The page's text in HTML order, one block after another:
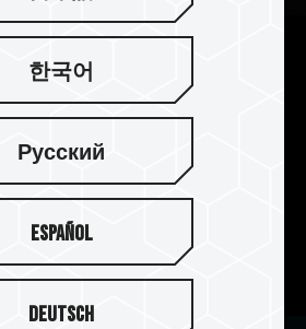
热片 散热效果完美
DDR5 采用 2mm 厚度的铝合金
，热容量也同步提高，再加贴
胶，加强 PMIC 散热效果，搭
抗锈、不导电的阳极表面处
热效果。
한국어
Русский
Español
Deutsch